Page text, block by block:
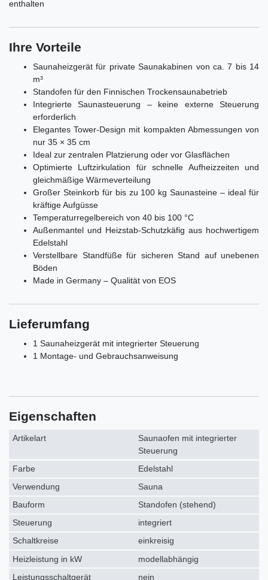
enthalten
Ihre Vorteile
Saunaheizgerät für private Saunakabinen von ca. 7 bis 14
m³
Standofen für den Finnischen Trockensaunabetrieb
Integrierte Saunasteuerung – keine externe Steuerung
erforderlich
Elegantes Tower-Design mit kompakten Abmessungen von
nur 35 × 35 cm
Ideal zur zentralen Platzierung oder vor Glasflächen
Optimierte Luftzirkulation für schnelle Aufheizzeiten und
gleichmäßige Wärmeverteilung
Großer Steinkorb für bis zu 100 kg Saunasteine – ideal für
kräftige Aufgüsse
Temperaturregelbereich von 40 bis 100 °C
Außenmantel und Heizstab-Schutzkäfig aus hochwertigem
Edelstahl
Verstellbare Standfüße für sicheren Stand auf unebenen
Böden
Made in Germany – Qualität von EOS
Lieferumfang
1 Saunaheizgerät mit integrierter Steuerung
1 Montage- und Gebrauchsanweisung
Eigenschaften
Artikelart
Saunaofen mit integrierter
Steuerung
Farbe
Edelstahl
Verwendung
Sauna
Bauform
Standofen (stehend)
Steuerung
integriert
Schaltkreise
einkreisig
Heizleistung in kW
modellabhängig
Leistungsschaltgerät
nein